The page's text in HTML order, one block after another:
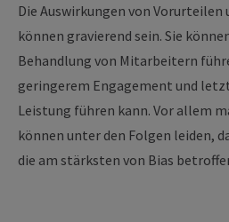
Die Auswirkungen von
können gravierend sein. Sie
Behandlung von Mitarbeitern
geringerem Engagement und
Leistung führen kann. Vor allem
können unter den Folgen leiden,
die am stärksten von Bias